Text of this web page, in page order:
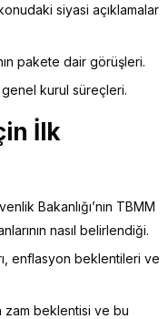
siyasi açıklamalar
pakete dair görüşleri.
kurul süreçleri.
İlk
Bakanlığı’nın TBMM
nasıl belirlendiği.
enflasyon beklentileri ve
zam beklentisi ve bu